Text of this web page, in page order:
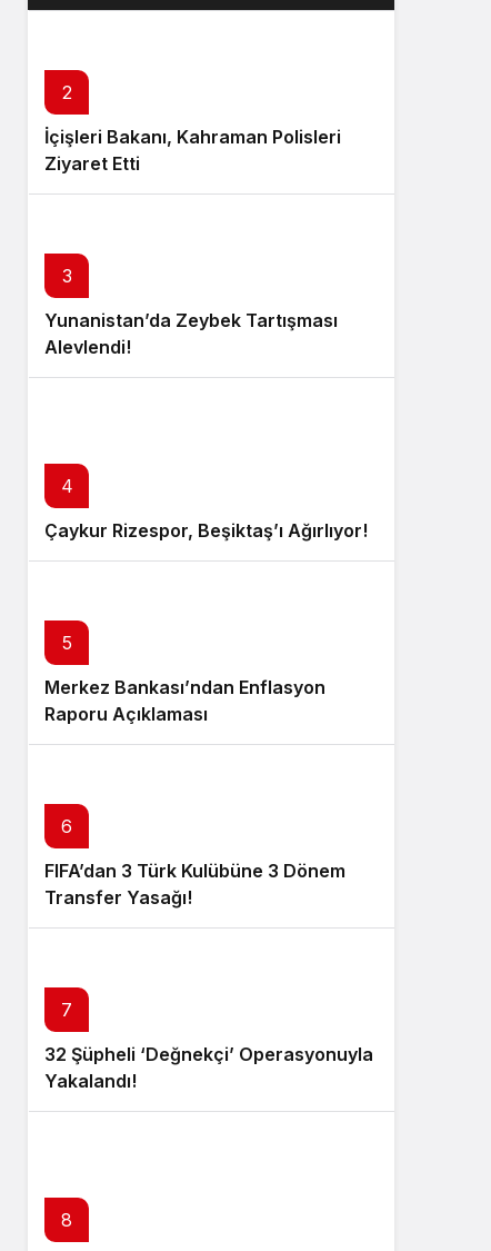
2
İçişleri Bakanı, Kahraman Polisleri
Ziyaret Etti
3
Yunanistan’da Zeybek Tartışması
Alevlendi!
4
Çaykur Rizespor, Beşiktaş’ı Ağırlıyor!
5
Merkez Bankası’ndan Enflasyon
Raporu Açıklaması
6
FIFA’dan 3 Türk Kulübüne 3 Dönem
Transfer Yasağı!
7
32 Şüpheli ‘Değnekçi’ Operasyonuyla
Yakalandı!
8